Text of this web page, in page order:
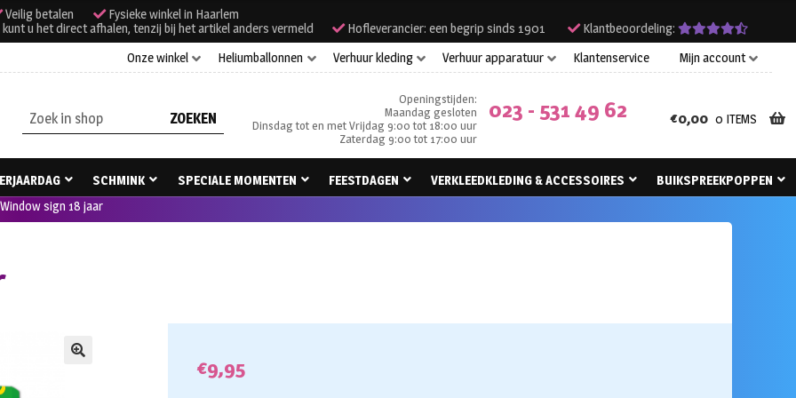
Veilig betalen
Fysieke winkel in Haarlem
u het direct afhalen, tenzij bij het artikel anders vermeld
Hofleverancier: een begrip sinds 1901
Klantbeoordeling:
Onze winkel
Heliumballonnen Verhuur kleding Verhuur apparatuur Klantenservice Mijn account
Zoeken
naar:
Openingstijden:
Maandag gesloten
Dinsdag tot en met Vrijdag 9:00 tot 18:00 uur
Zaterdag 9:00 tot 17:00 uur
023 - 531 49 62 €0,00 0 ITEMS
SCHMINK SPECIALE MOMENTEN FEESTDAGEN VERKLEEDKLEDING & ACCESSOIRES
BUIKSPREEKPOPPEN
Window sign 18 jaar
€9,95